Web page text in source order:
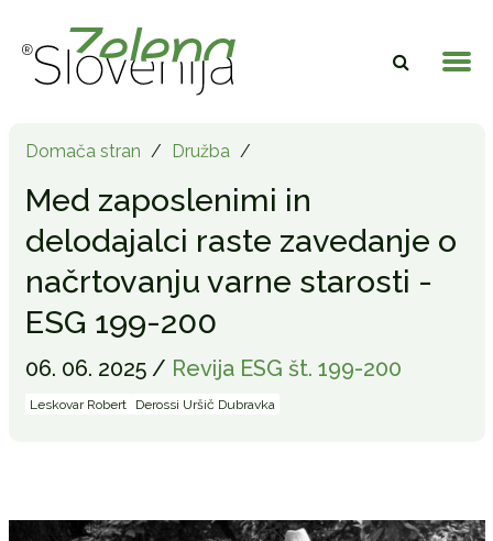
Domača stran / Družba /
Med zaposlenimi in
delodajalci raste zavedanje o
načrtovanju varne starosti -
ESG 199-200
06. 06. 2025 / Revija ESG št. 199-200
Leskovar Robert Derossi Uršič Dubravka